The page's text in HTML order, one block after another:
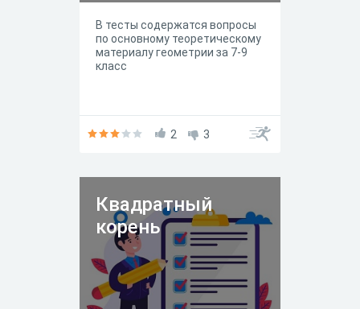
В тесты содержатся вопросы
по основному теоретическому
материалу геометрии за 7-9
класс
2 3
Квадратный
корень